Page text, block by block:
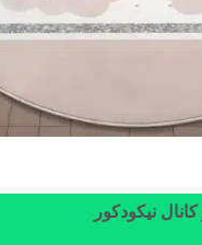
نیکودکور